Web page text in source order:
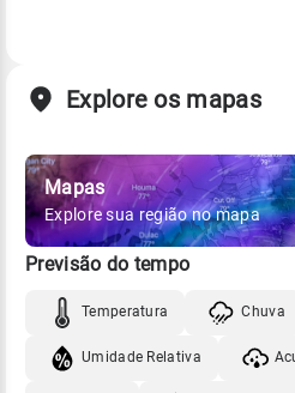
Explore os mapas
Mapas
Explore sua região no mapa
Previsão do tempo
Temperatura Chuva
Umidade Relativa